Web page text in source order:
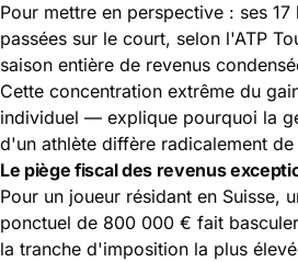
Pour mettre en perspective : ses
passées sur le court, selon l'ATP
saison entière de revenus
Cette concentration extrême du
individuel — explique pourquoi la
d'un athlète diffère radicalement
Le piège fiscal des revenus
Pour un joueur résidant en Suisse,
ponctuel de 800 000 € fait
la tranche d'imposition la plus